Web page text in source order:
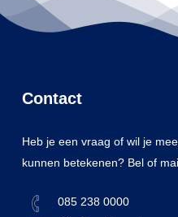
Contact
Heb je een vraag of wil je
kunnen betekenen? Bel of
085 238 0000